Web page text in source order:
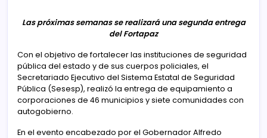
Las próximas semanas se realizará una segunda entrega
del Fortapaz
Con el objetivo de fortalecer las instituciones de seguridad
pública del estado y de sus cuerpos policiales, el
Secretariado Ejecutivo del Sistema Estatal de Seguridad
Pública (Sesesp), realizó la entrega de equipamiento a
corporaciones de 46 municipios y siete comunidades con
autogobierno.
En el evento encabezado por el Gobernador Alfredo